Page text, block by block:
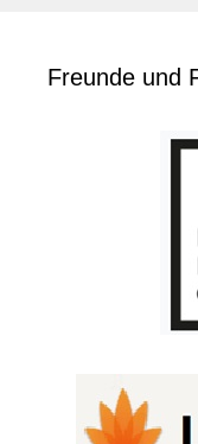
Freunde und